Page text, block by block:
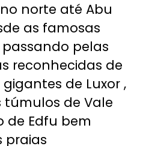
norte até Abu
as famosas
passando pelas
reconhecidas de
de Luxor ,
túmulos de Vale
de Edfu bem
praias